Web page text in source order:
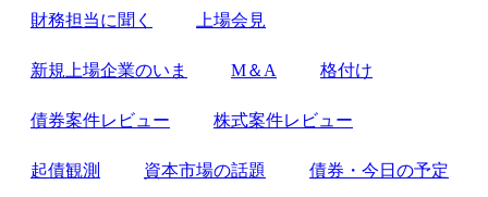
財務担当に聞く 上場会見
新規上場企業のいま M＆A 格付け
債券案件レビュー 株式案件レビュー
起債観測 資本市場の話題 債券・今日の予定